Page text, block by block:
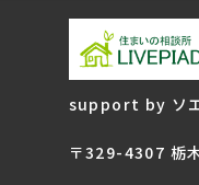
support by ソ
〒329-4307 栃